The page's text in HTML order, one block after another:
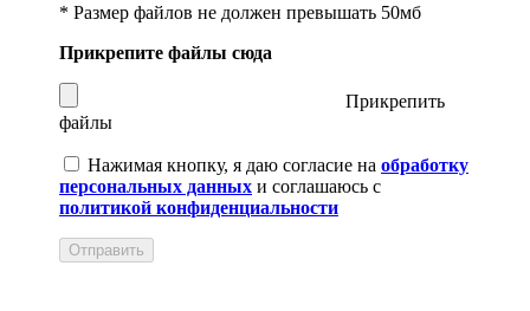
* Размер файлов не должен превышать 50мб
Прикрепите файлы сюда
Прикрепить
файлы
Нажимая кнопку, я даю согласие на обработку
персональных данных и соглашаюсь с
политикой конфиденциальности
Отправить